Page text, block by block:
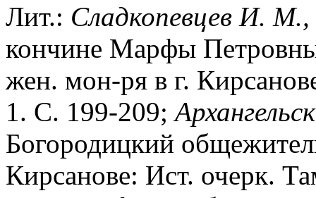
Лит.: Сладкопевцев И. М.,
кончине Марфы
жен. мон-ря в г.
1. С. 199-209;
Богородицкий
Кирсанове: Ист. очерк.